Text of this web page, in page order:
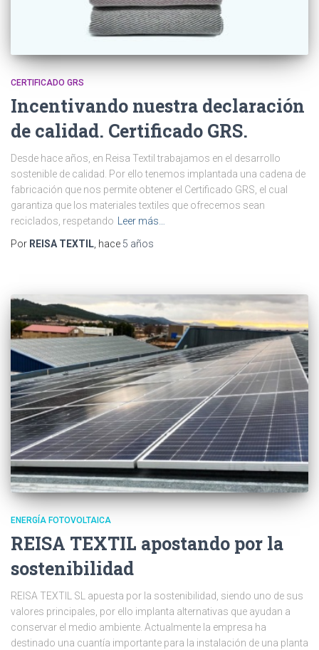
CERTIFICADO GRS
Incentivando nuestra declaración
de calidad. Certificado GRS.
Desde hace años, en Reisa Textil trabajamos en el desarrollo
sostenible de calidad. Por ello tenemos implantada una cadena de
fabricación que nos permite obtener el Certificado GRS, el cual
garantiza que los materiales textiles que ofrecemos sean
reciclados, respetando
Leer más…
Por REISA TEXTIL , hace 5 años
ENERGÍA FOTOVOLTAICA
REISA TEXTIL apostando por la
sostenibilidad
REISA TEXTIL SL apuesta por la sostenibilidad, siendo uno de sus
valores principales, por ello implanta alternativas que ayudan a
conservar el medio ambiente. Actualmente la empresa ha
destinado una cuantía importante para la instalación de una planta